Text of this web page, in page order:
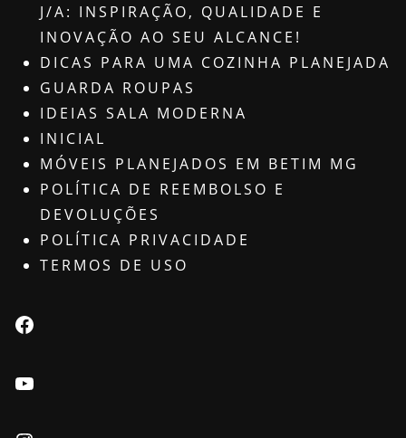
J/A: INSPIRAÇÃO, QUALIDADE E
INOVAÇÃO AO SEU ALCANCE!
DICAS PARA UMA COZINHA PLANEJADA
GUARDA ROUPAS
IDEIAS SALA MODERNA
INICIAL
MÓVEIS PLANEJADOS EM BETIM MG
POLÍTICA DE REEMBOLSO E
DEVOLUÇÕES
POLÍTICA PRIVACIDADE
TERMOS DE USO
Facebook
Youtube